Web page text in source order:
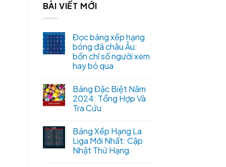
BÀI VIẾT MỚI
Đọc bảng xếp hạng
bóng đá châu Âu:
bốn chỉ số người xem
hay bỏ qua
Bảng Đặc Biệt Năm
2024: Tổng Hợp Và
Tra Cứu
Bảng Xếp Hạng La
Liga Mới Nhất: Cập
Nhật Thứ Hạng